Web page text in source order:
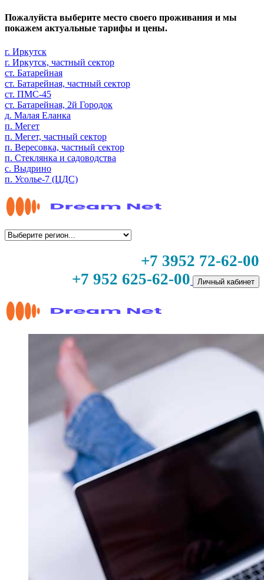
Пожалуйста выберите место своего проживания и мы
покажем актуальные тарифы и цены.
г. Иркутск
г. Иркутск, частный сектор
ст. Батарейная
ст. Батарейная, частный сектор
ст. ПМС-45
ст. Батарейная, 2й Городок
д. Малая Еланка
п. Мегет
п. Мегет, частный сектор
п. Вересовка, частный сектор
п. Стеклянка и садоводства
с. Выдрино
п. Усолье-7 (ЦДС)
+7 3952 72-62-00
+7 952 625-62-00
Личный кабинет